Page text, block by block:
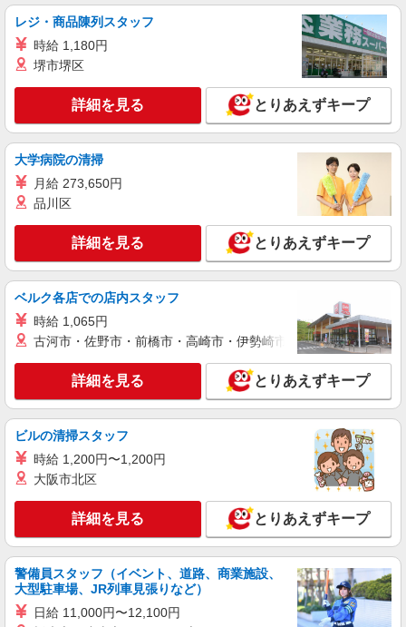
レジ・商品陳列スタッフ
時給 1,180円
堺市堺区
詳細を見る とりあえずキープ
大学病院の清掃
月給 273,650円
品川区
詳細を見る とりあえずキープ
ベルク各店での店内スタッフ
時給 1,065円
古河市・佐野市・前橋市・高崎市・伊勢崎市・太田市・館林市
詳細を見る とりあえずキープ
ビルの清掃スタッフ
時給 1,200円〜1,200円
大阪市北区
詳細を見る とりあえずキープ
警備員スタッフ（イベント、道路、商業施設、
大型駐車場、JR列車見張りなど）
日給 11,000円〜12,100円